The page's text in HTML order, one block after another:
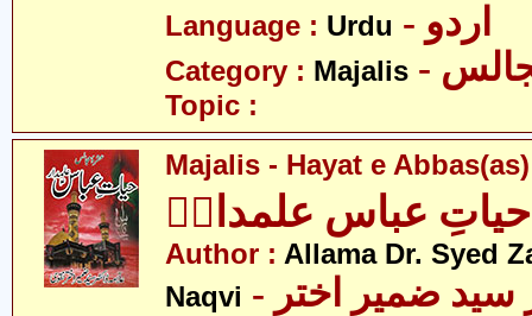
Language : Urdu - اردو
Category : Majalis
Topic :
Majalis - Hayat e
عباس علمدارؑ
Author : Allama Dr. Syed
Naqvi - علامہ ڈاکٹر سید ضمیر اختر